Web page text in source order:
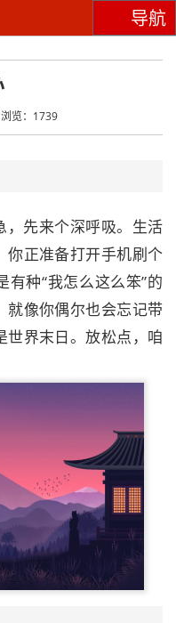
导航
浏览：1739
，先来个深呼吸。生活
你正准备打开手机刷个
种“我怎么这么笨”的
就像你偶尔也会忘记带
世界末日。放松点，咱